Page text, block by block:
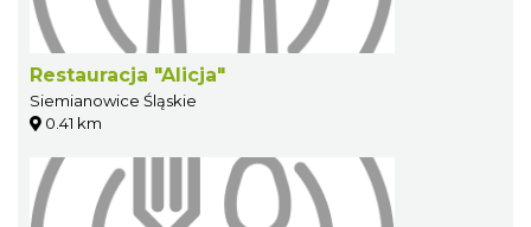
Restauracja "Alicja"
Siemianowice Śląskie
0.41 km